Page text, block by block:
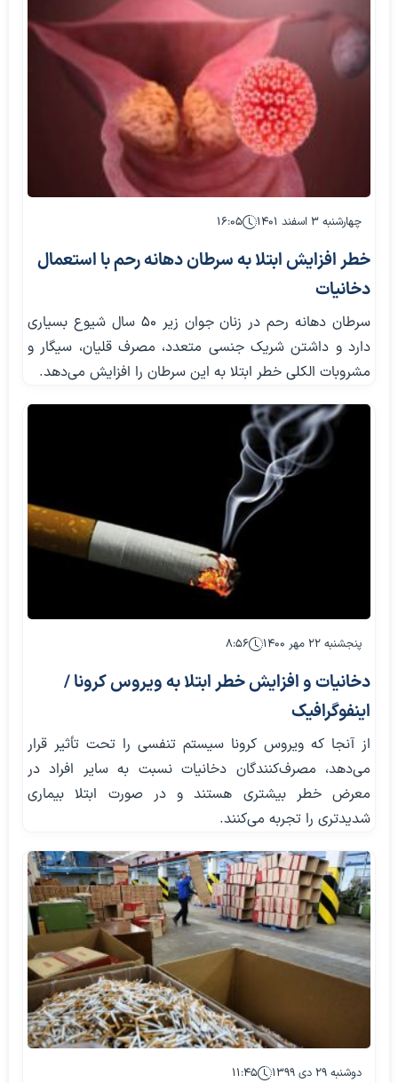
چهارشنبه ۳ اسفند ۱۴۰۱ ۱۶:۰۵
خطر افزایش ابتلا به سرطان دهانه رحم با استعمال
دخانیات
سرطان دهانه رحم در زنان جوان زیر 50 سال شیوع بسیاری
دارد و داشتن شریک جنسی متعدد، مصرف قلیان، سیگار و
مشروبات الکلی خطر ابتلا به این سرطان را افزایش می‌دهد.
پنجشنبه ۲۲ مهر ۱۴۰۰ ۸:۵۶
دخانیات و افزایش خطر ابتلا به ویروس کرونا /
اینفوگرافیک
از آنجا که ویروس کرونا سیستم تنفسی را تحت تأثیر قرار
می‌دهد، مصرف‌کنندگان دخانیات نسبت به سایر افراد در
معرض خطر بیشتری هستند و در صورت ابتلا بیماری
شدیدتری را تجربه می‌کنند.
دوشنبه ۲۹ دی ۱۳۹۹ ۱۱:۴۵